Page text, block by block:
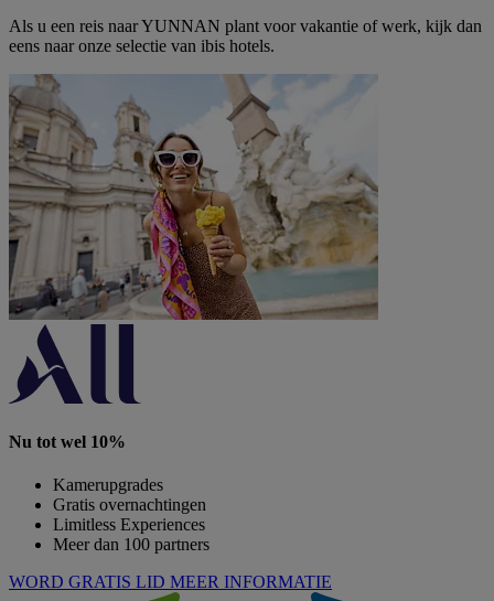
Als u een reis naar YUNNAN plant voor vakantie of werk, kijk dan
eens naar onze selectie van ibis hotels.
Nu tot wel 10%
Kamerupgrades
Gratis overnachtingen
Limitless Experiences
Meer dan 100 partners
WORD GRATIS LID MEER INFORMATIE